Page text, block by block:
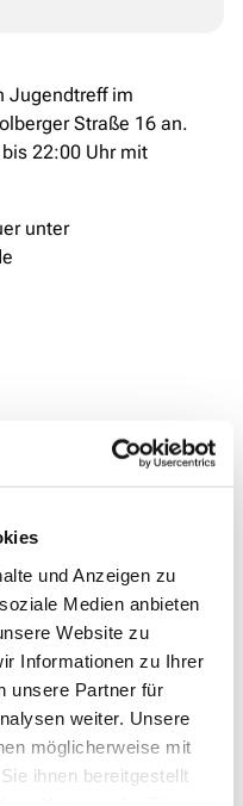
und Anzeigen zu
Medien anbieten
Website zu
Informationen zu Ihrer
unsere Partner für
weiter. Unsere
möglicherweise mit
ihnen bereitgestellt
Jugendtreff im
Straße 16 an.
22:00 Uhr mit
unter